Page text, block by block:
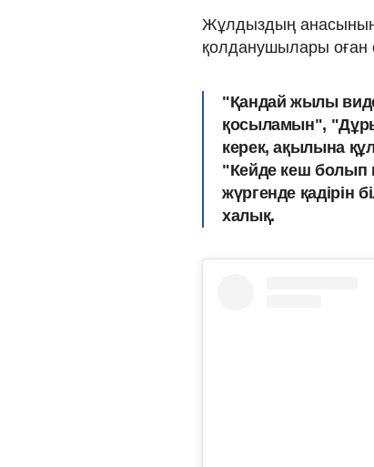
Жұлдыздың анасының
қолданушылары оған
"Қандай жылы
қосыламын",
керек, ақылына
"Кейде кеш болып
жүргенде қадірін
халық.